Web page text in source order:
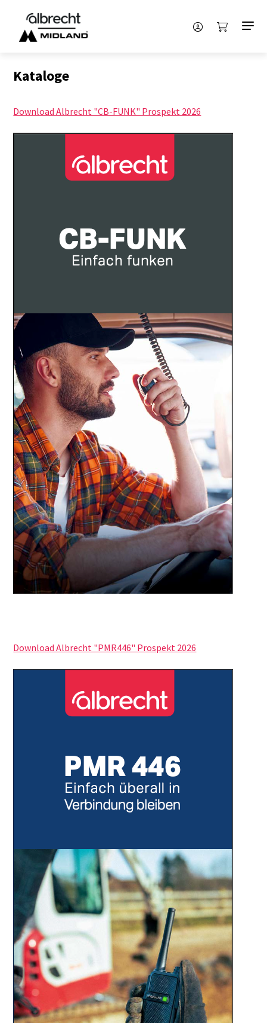
Kataloge
Download Albrecht "CB-FUNK" Prospekt 2026
Download Albrecht "PMR446" Prospekt 2026